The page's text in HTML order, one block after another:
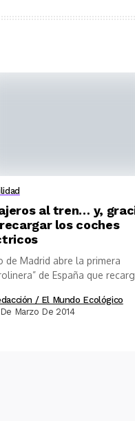
al tren… y,
los coches
de Madrid abre la primera
de España que
/ El Mundo Ecológico
Marzo De 2014